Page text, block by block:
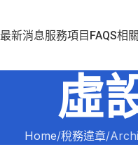
最新消息服務項目 FAQS相
虛
Home 稅務違章